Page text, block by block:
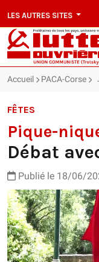
LES AUTRES SITES
Accueil PACA-Corse
FÊTES
Pique-
Débat
Publié le 18/06/